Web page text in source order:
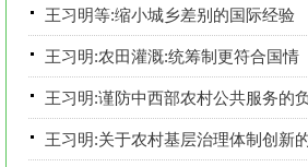
王习明等:缩小城乡差别的国际经验
王习明:农田灌溉:统筹制更符合国情
王习明:谨防中西部农村公共服务的
王习明:关于农村基层治理体制创新